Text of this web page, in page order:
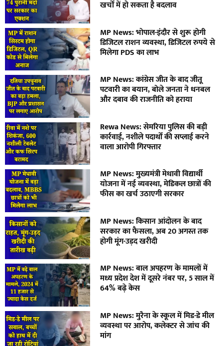
खर्चों में हो सकता है बदलाव
MP News: भोपाल-इंदौर से शुरू होगी
डिजिटल राशन व्यवस्था, डिजिटल रुपये से
मिलेगा PDS का लाभ
MP News: कांग्रेस जीत के बाद जीतू
पटवारी का बयान, बोले जनता ने धनबल
और दबाव की राजनीति को हराया
Rewa News: सेमरिया पुलिस की बड़ी
कार्रवाई, नशीले पदार्थों की सप्लाई करने
वाला आरोपी गिरफ्तार
MP News: मुख्यमंत्री मेधावी विद्यार्थी
योजना में नई व्यवस्था, मेडिकल छात्रों की
फीस का खर्च उठाएगी सरकार
MP News: किसान आंदोलन के बाद
सरकार का फैसला, अब 20 अगस्त तक
होगी मूंग-उड़द खरीदी
MP News: बाल अपहरण के मामलों में
मध्य प्रदेश देश में दूसरे नंबर पर, 5 साल में
64% बढ़े केस
MP News: मुरैना के स्कूल में मिड-डे मील
व्यवस्था पर आरोप, कलेक्टर से जांच की
मांग